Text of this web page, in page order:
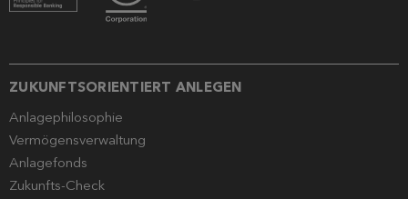
ZUKUNFTSORIENTIERT ANLEGEN
Anlagephilosophie
Vermögensverwaltung
Anlagefonds
Zukunfts-Check